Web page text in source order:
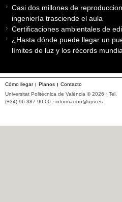
Casi dos millones de
ingeniería trasciende el aula
Certificaciones ambientales de
¿Hasta dónde puede llegar un
límites de luz y los récords
Cómo llegar Planos
Contacto
Universitat Politècnica de València © 2026 · Tel.
(+34) 96 387 90 00 · informacion@upv.es